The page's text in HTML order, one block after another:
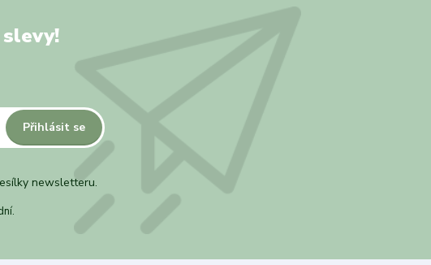
Přihlásit se
newsletteru.